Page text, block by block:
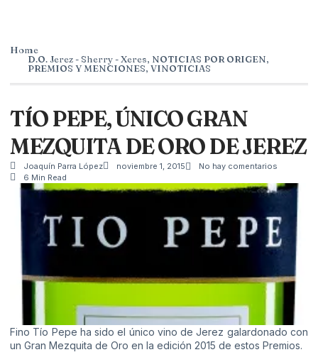
Home
D.O. Jerez - Sherry - Xeres, NOTICIAS POR ORIGEN,
PREMIOS Y MENCIONES, VINOTICIAS
TÍO PEPE, ÚNICO GRAN
MEZQUITA DE ORO DE JEREZ
Joaquín Parra López noviembre 1, 2015
No hay comentarios
6 Min Read
Fino Tío Pepe ha sido el único vino de Jerez galardonado con
un Gran Mezquita de Oro en la edición 2015 de estos Premios.